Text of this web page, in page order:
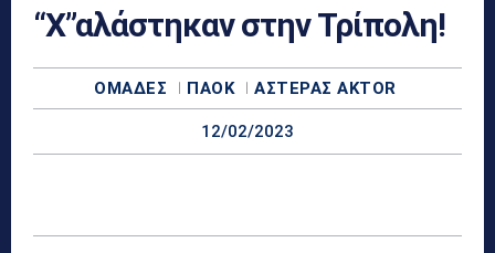
“Χ”αλάστηκαν στην Τρίπολη!
ΟΜΆΔΕΣ ΠΑΟΚ ΑΣΤΈΡΑΣ AKTOR
12/02/2023